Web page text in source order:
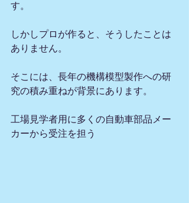
す。
しかしプロが作ると、そうしたことは
ありません。
そこには、長年の機構模型製作への研
究の積み重ねが背景にあります。
工場見学者用に多くの自動車部品メー
カーから受注を担う